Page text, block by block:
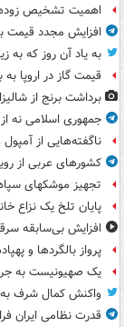
اهمیت تشخیص
افزایش مجدد قیمت
به یاد آن روز که به
قیمت گاز در اروپا به
برداشت برنج از
جمهوری اسلامی نه
ناگفته‌هایی از
کشورهای عربی از
تجهیز موشکهای
پایان تلخ یک نزاع
افزایش بی‌سابقه
پرواز بالگردها و
یک صهیونیست به
واکنش کمال شرف
قدرت نظامی ایران